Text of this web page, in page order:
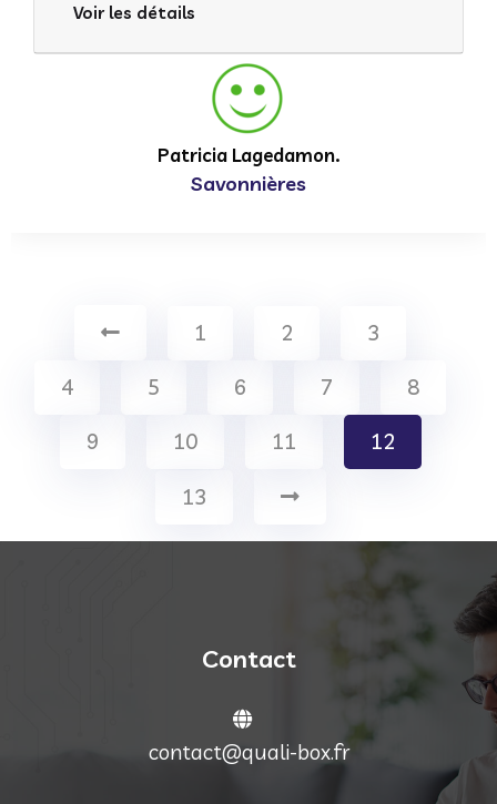
Voir les détails
Patricia Lagedamon.
Savonnières
1 2 3
4 5 6 7 8
9 10 11 12
13
Contact
contact@quali-box.fr